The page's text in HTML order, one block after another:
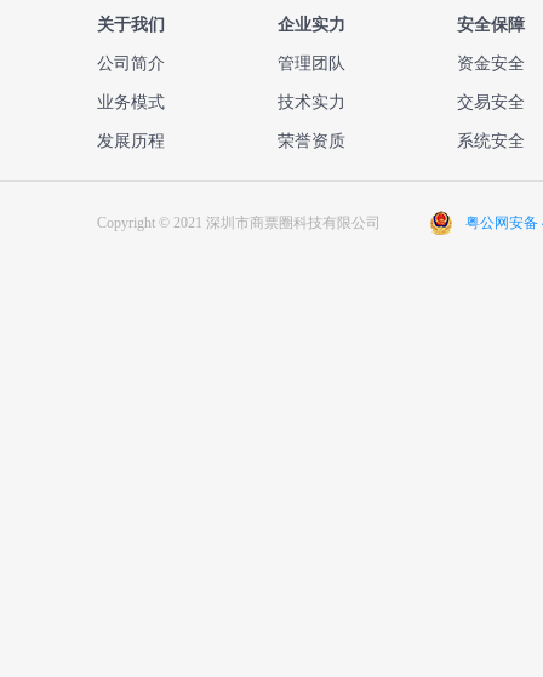
关于我们
公司简介
业务模式
发展历程
企业实力
管理团队
技术实力
荣誉资质
安全保障
资金安全
交易安全
系统安全
Copyright © 2021 深圳市商票圈科技有限公司 粤公网安备